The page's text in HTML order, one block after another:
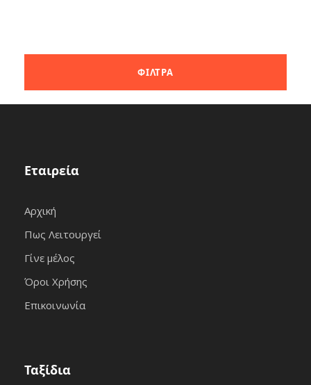
Εταιρεία
Αρχική
Πως Λειτουργεί
Γίνε μέλος
Όροι Χρήσης
Επικοινωνία
Ταξίδια